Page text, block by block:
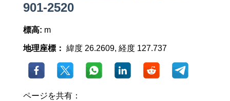
901-2520
標高: m
地理座標： 緯度 26.2609, 経度 127.737
ページを共有：